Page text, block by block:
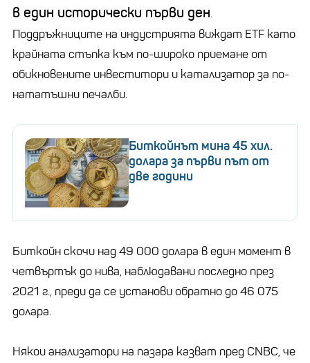
в един исторически първи ден.
Поддръжниците на индустрията виждат ETF като
крайната стъпка към по-широко приемане от
обикновените инвеститори и катализатор за по-
нататъшни печалби.
Биткойнът мина 45 хил.
долара за първи път от
две години
Биткойн скочи над 49 000 долара в един момент в
четвъртък до нива, наблюдавани последно през
2021 г., преди да се установи обратно до 46 075
долара.
Някои анализатори на пазара казват пред CNBC, че